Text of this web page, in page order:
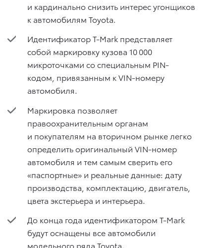
и кардинально снизить интерес угонщиков
к автомобилям Toyota.
Идентификатор T-Mark представляет
собой маркировку кузова 10 000
микроточками со специальным PIN-
кодом, привязанным к VIN-номеру
автомобиля.
Маркировка позволяет
правоохранительным органам
и покупателям на вторичном рынке легко
определить оригинальный VIN-номер
автомобиля и тем самым сверить его
«паспортные» и реальные данные: дату
производства, комплектацию, двигатель,
цвета экстерьера и интерьера.
До конца года идентификатором T-Mark
будут оснащены все автомобили
модельного ряда Toyota.